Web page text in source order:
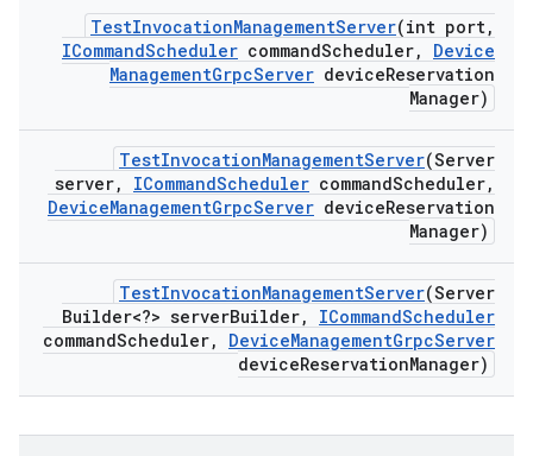
TestInvocationManagementServer(int port,
ICommandScheduler commandScheduler,
Device
ManagementGrpcServer deviceReservation
Manager)
TestInvocationManagementServer(Server
server, ICommandScheduler commandScheduler,
DeviceManagementGrpcServer deviceReservation
Manager)
TestInvocationManagementServer(Server
Builder<?> serverBuilder, ICommandScheduler
commandScheduler, DeviceManagementGrpcServer
deviceReservationManager)